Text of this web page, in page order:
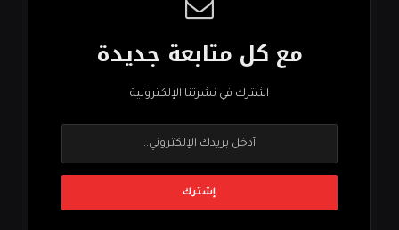
مع كل متابعة جديدة
اشترك في نشرتنا الإلكترونية